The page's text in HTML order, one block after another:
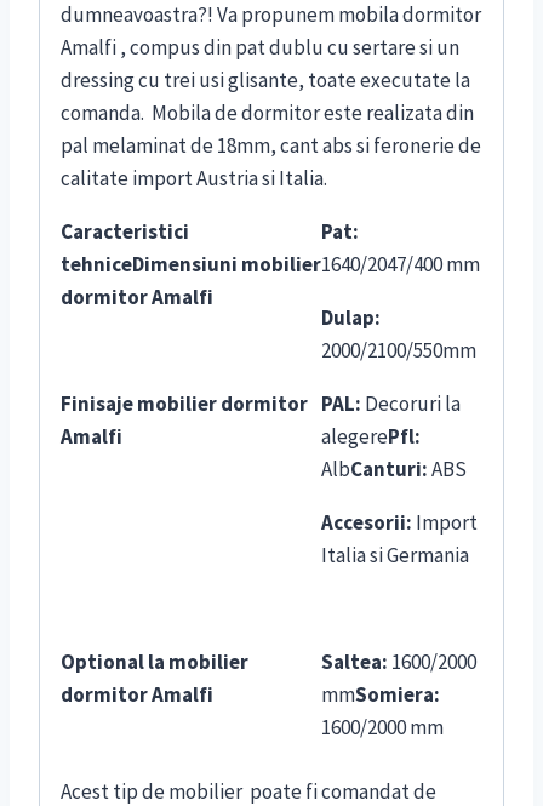
dumneavoastra?! Va propunem mobila dormitor
Amalfi , compus din pat dublu cu sertare si un
dressing cu trei usi glisante, toate executate la
comanda. Mobila de dormitor este realizata din
pal melaminat de 18mm, cant abs si feronerie de
calitate import Austria si Italia.
Caracteristici
tehniceDimensiuni mobilier
dormitor Amalfi
Pat:
1640/2047/400 mm
Dulap:
2000/2100/550mm
Finisajemobilier dormitor
Amalfi
PAL: Decoruri la
alegerePfl:
AlbCanturi:ABS
Accesorii: Import
Italia si Germania
Optional la mobilier
dormitor Amalfi
Saltea: 1600/2000
mmSomiera:
1600/2000 mm
Acest tip de mobilier poate fi comandat de